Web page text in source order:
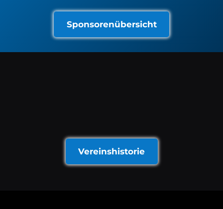
Sponsorenübersicht
Vereinshistorie